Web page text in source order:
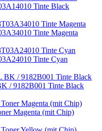
Tinte Black
Tinte Magenta
Tinte Cyan
/ 9182B001 Tinte Black
Magenta (mit Chip)